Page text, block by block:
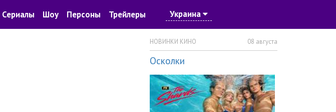
Сериалы Шоу Персоны Трейлеры Украина
НОВИНКИ КИНО 08 августа
Осколки